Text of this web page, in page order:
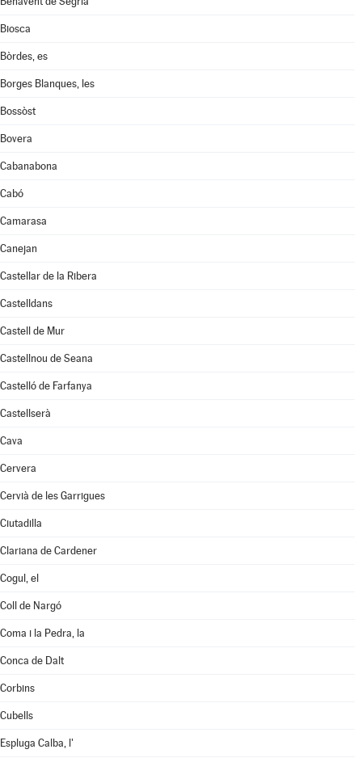
Biosca
Bòrdes, es
Borges Blanques, les
Bossòst
Bovera
Cabanabona
Cabó
Camarasa
Canejan
Castellar de la Ribera
Castelldans
Castell de Mur
Castellnou de Seana
Castelló de Farfanya
Castellserà
Cava
Cervera
Cervià de les Garrigues
Ciutadilla
Clariana de Cardener
Cogul, el
Coll de Nargó
Coma i la Pedra, la
Conca de Dalt
Corbins
Cubells
Espluga Calba, l'